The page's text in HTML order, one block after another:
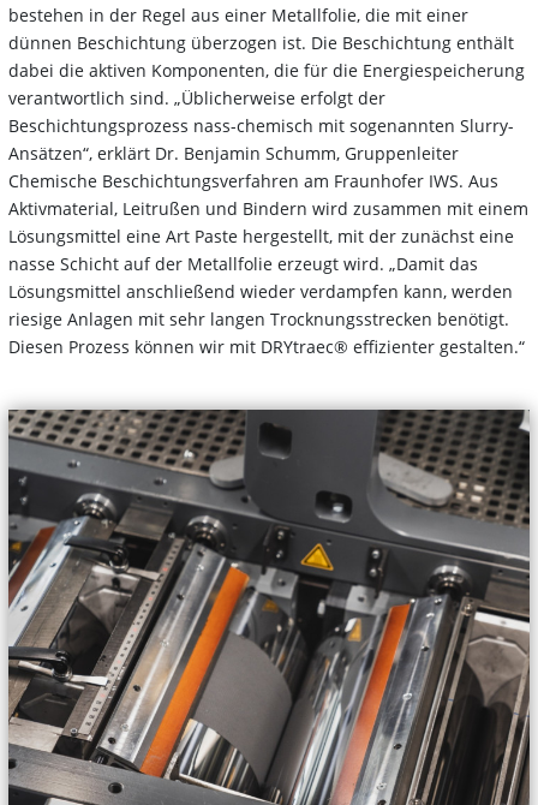
bestehen in der Regel aus einer Metallfolie, die mit einer
dünnen Beschichtung überzogen ist. Die Beschichtung enthält
dabei die aktiven Komponenten, die für die Energiespeicherung
verantwortlich sind. „Üblicherweise erfolgt der
Beschichtungsprozess nass-chemisch mit sogenannten Slurry-
Ansätzen“, erklärt Dr. Benjamin Schumm, Gruppenleiter
Chemische Beschichtungsverfahren am Fraunhofer IWS. Aus
Aktivmaterial, Leitrußen und Bindern wird zusammen mit einem
Lösungsmittel eine Art Paste hergestellt, mit der zunächst eine
nasse Schicht auf der Metallfolie erzeugt wird. „Damit das
Lösungsmittel anschließend wieder verdampfen kann, werden
riesige Anlagen mit sehr langen Trocknungsstrecken benötigt.
Diesen Prozess können wir mit DRYtraec® effizienter gestalten.“